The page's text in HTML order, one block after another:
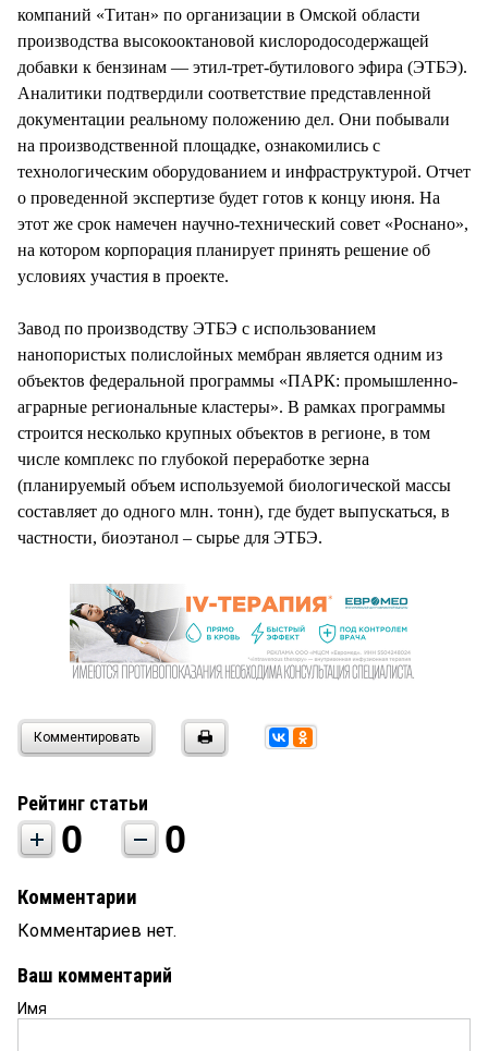
компаний «Титан» по организации в Омской области
производства высокооктановой кислородосодержащей
добавки к бензинам — этил-трет-бутилового эфира (ЭТБЭ).
Аналитики подтвердили соответствие представленной
документации реальному положению дел. Они побывали
на производственной площадке, ознакомились с
технологическим оборудованием и инфраструктурой. Отчет
о проведенной экспертизе будет готов к концу июня. На
этот же срок намечен научно-технический совет «Роснано»,
на котором корпорация планирует принять решение об
условиях участия в проекте.
Завод по производству ЭТБЭ с использованием
нанопористых полислойных мембран является одним из
объектов федеральной программы «ПАРК: промышленно-
аграрные региональные кластеры». В рамках программы
строится несколько крупных объектов в регионе, в том
числе комплекс по глубокой переработке зерна
(планируемый объем используемой биологической массы
составляет до одного млн. тонн), где будет выпускаться, в
частности, биоэтанол – сырье для ЭТБЭ.
Комментировать
Рейтинг статьи
0 0
Комментарии
Комментариев нет.
Ваш комментарий
Имя